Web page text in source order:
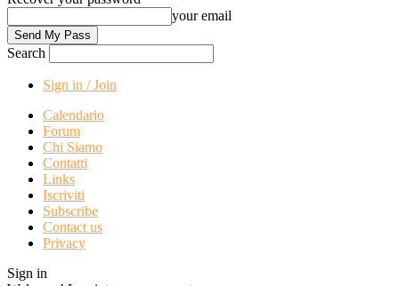
your email
Search
Sign in / Join
Calendario
Forum
Chi Siamo
Contatti
Links
Iscriviti
Subscribe
Contact us
Privacy
Sign in